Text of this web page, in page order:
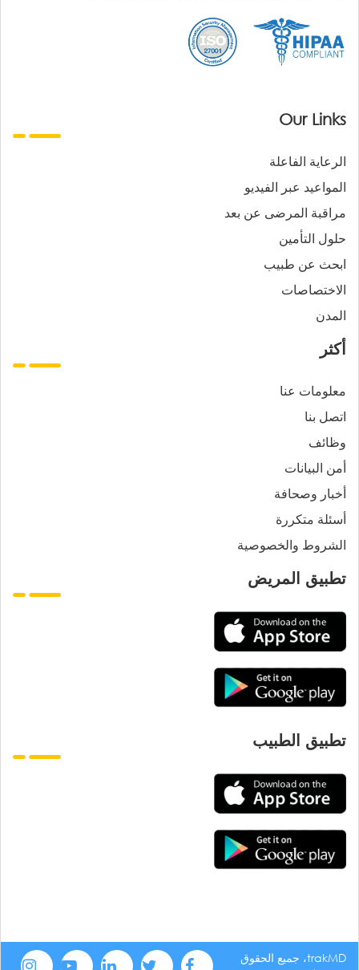
Our Links
الرعاية الفاعلة
المواعيد عبر الفيديو
مراقبة المرضى عن بعد
حلول التأمين
ابحث عن طبيب
الاختصاصات
المدن
أكثر
معلومات عنا
اتصل بنا
وظائف
أمن البيانات
أخبار وصحافة
أسئلة متكررة
الشروط والخصوصية
تطبيق المريض
تطبيق الطبيب
trakMD، جميع الحقوق